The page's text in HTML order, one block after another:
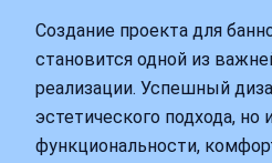
Создание проекта для
становится одной из
реализации. Успешный
эстетического подхода, но
функциональности,